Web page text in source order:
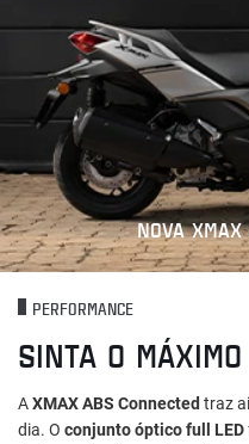
NOVA XMAX
PERFORMANCE
SINTA O MÁXIMO
AXMAX ABS Connected traz
dia. O conjunto óptico full LED